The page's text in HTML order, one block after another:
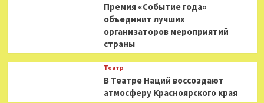
Премия «Событие года»
объединит лучших
организаторов мероприятий
страны
Театр
В Театре Наций воссоздают
атмосферу Красноярского края